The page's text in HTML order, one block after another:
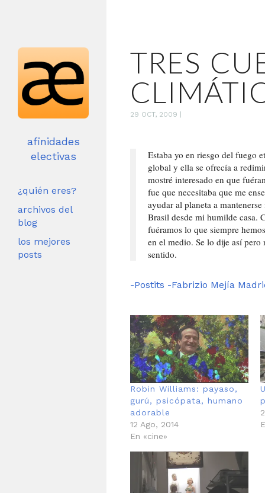
afinidades
electivas
¿quién eres?
archivos del
blog
los mejores
posts
TRES
29 OCT, 2009
Estaba yo en riesgo del fuego
global y ella se ofrecía a
mostré interesado en que
fue que necesitaba que me
ayudar al planeta a
Brasil desde mi humilde casa.
fuéramos lo que siempre
en el medio. Se lo dije así
sentido.
-Postits -Fabrizio Mejía
Robin Williams: payaso,
gurú, psicópata, humano
adorable
12 Ago, 2014
En «cine»